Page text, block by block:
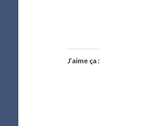
J’aime ça :